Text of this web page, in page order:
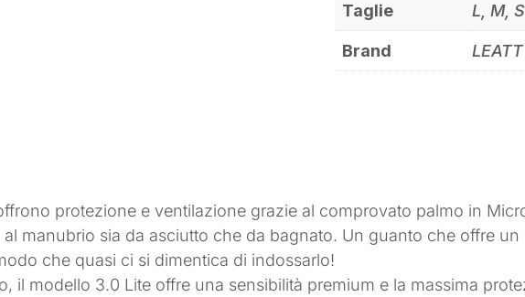
Taglie L, M,
Brand LEATT
protezione e ventilazione grazie al comprovato palmo in
manubrio sia da asciutto che da bagnato. Un guanto che offre
che quasi ci si dimentica di indossarlo!
il modello 3.0 Lite offre una sensibilità premium e la massima